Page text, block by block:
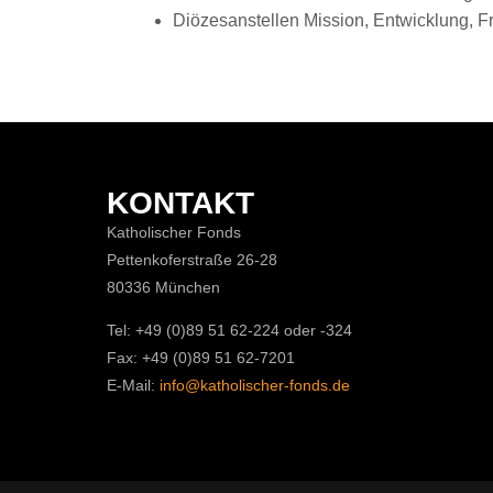
Diözesanstellen Mission, Entwicklung,
KONTAKT
Katholischer Fonds
Pettenkoferstraße 26-28
80336 München
Tel: +49 (0)89 51 62-224 oder -324
Fax: +49 (0)89 51 62-7201
E-Mail: info@katholischer-fonds.de